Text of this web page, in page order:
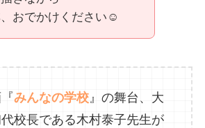
おでかけください☺️
みんなの学校』の舞台、大
校長である木村泰子先生が